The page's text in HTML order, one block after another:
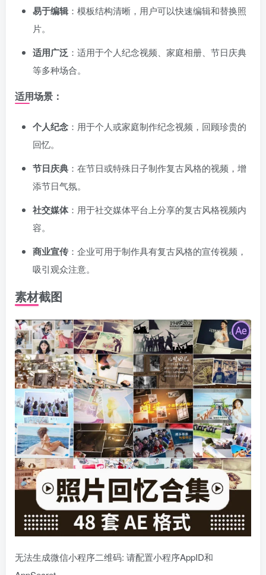
易于编辑：模板结构清晰，用户可以快速编辑和替换照
片。
适用广泛 ：适用于个人纪念视频、家庭相册、节日庆典
等多种场合。
适用场景：
个人纪念 ：用于个人或家庭制作纪念视频，回顾珍贵的
回忆。
节日庆典 ：在节日或特殊日子制作复古风格的视频，增
添节日气氛。
社交媒体：用于社交媒体平台上分享的复古风格视频内
容。
商业宣传 ：企业可用于制作具有复古风格的宣传视频，
吸引观众注意。
素材截图
无法生成微信小程序二维码: 请配置小程序AppID和